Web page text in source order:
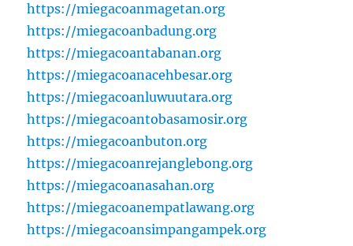
https://miegacoanmagetan.org
https://miegacoanbadung.org
https://miegacoantabanan.org
https://miegacoanacehbesar.org
https://miegacoanluwuutara.org
https://miegacoantobasamosir.org
https://miegacoanbuton.org
https://miegacoanrejanglebong.org
https://miegacoanasahan.org
https://miegacoanempatlawang.org
https://miegacoansimpangampek.org